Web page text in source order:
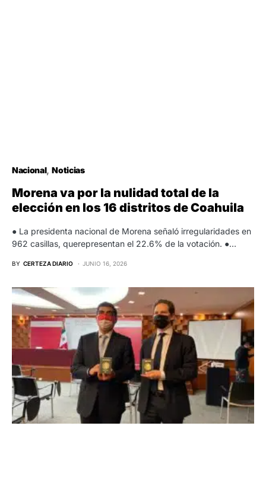
Nacional Noticias
Morena va por la nulidad total de la
elección en los 16 distritos de Coahuila
● La presidenta nacional de Morena señaló irregularidades en
962 casillas, querepresentan el 22.6% de la votación. ●…
BY CERTEZA DIARIO JUNIO 16, 2026